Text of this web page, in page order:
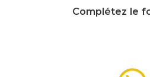
Complétez le